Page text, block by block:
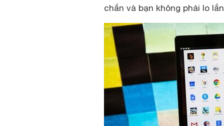
chắn và bạn không phải lo